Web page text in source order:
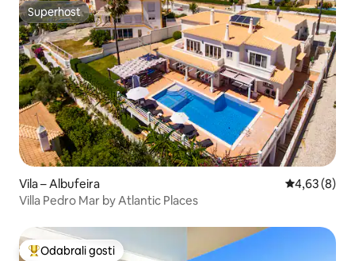
Superhost
Superhost
Vila – Albufeira Prosječna
4,63 (8)
Villa Pedro Mar by Atlantic Places
Među najviše rangiranima s oznakom „Odabrali gosti”
Odabrali gosti